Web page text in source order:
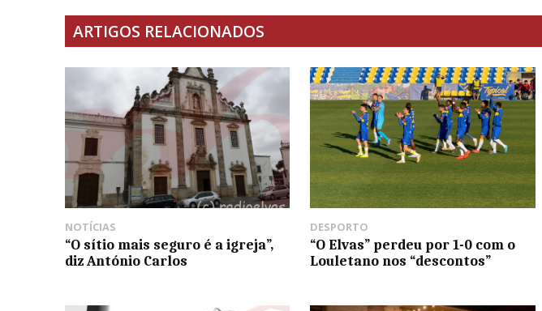
ARTIGOS RELACIONADOS
NOTÍCIAS
“O sítio mais seguro é a igreja”,
diz António Carlos
DESPORTO
“O Elvas” perdeu por 1-0 com o
Louletano nos “descontos”